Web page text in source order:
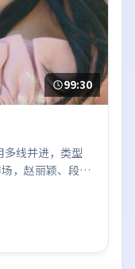
99:30
多线并进，类型
，赵丽颖、段奕
转，结尾留白引